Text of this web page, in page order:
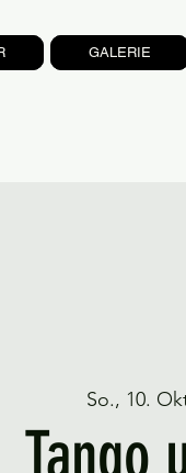
GALERIE
So., 10.
Tango